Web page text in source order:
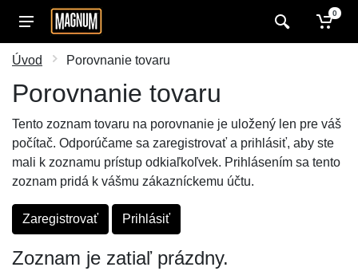
0
Úvod Porovnanie tovaru
Porovnanie tovaru
Tento zoznam tovaru na porovnanie je uložený len pre váš
počítač. Odporúčame sa zaregistrovať a prihlásiť, aby ste
mali k zoznamu prístup odkiaľkoľvek. Prihlásením sa tento
zoznam pridá k vášmu zákazníckemu účtu.
Zaregistrovať Prihlásiť
Zoznam je zatiaľ prázdny.